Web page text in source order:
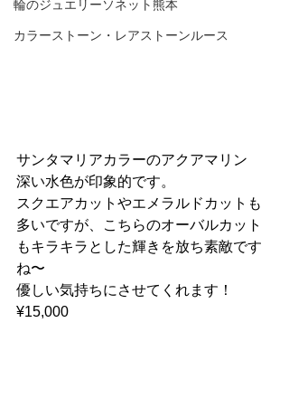
輪のジュエリーソネット熊本
カラーストーン・レアストーンルース
サンタマリアカラーのアクアマリン
深い水色が印象的です。
スクエアカットやエメラルドカットも
多いですが、こちらのオーバルカット
もキラキラとした輝きを放ち素敵です
ね〜
優しい気持ちにさせてくれます！
¥15,000